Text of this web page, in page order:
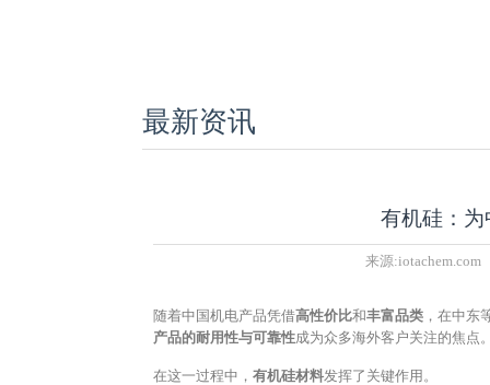
最新资讯
有机硅：
来源:iotachem.com
随着中国机电产品凭借高性价比和丰富品类 ，在中东
产品的耐用性与可靠性成为众多海外客户关注的焦点
在这一过程中， 有机硅材料发挥了关键作用。